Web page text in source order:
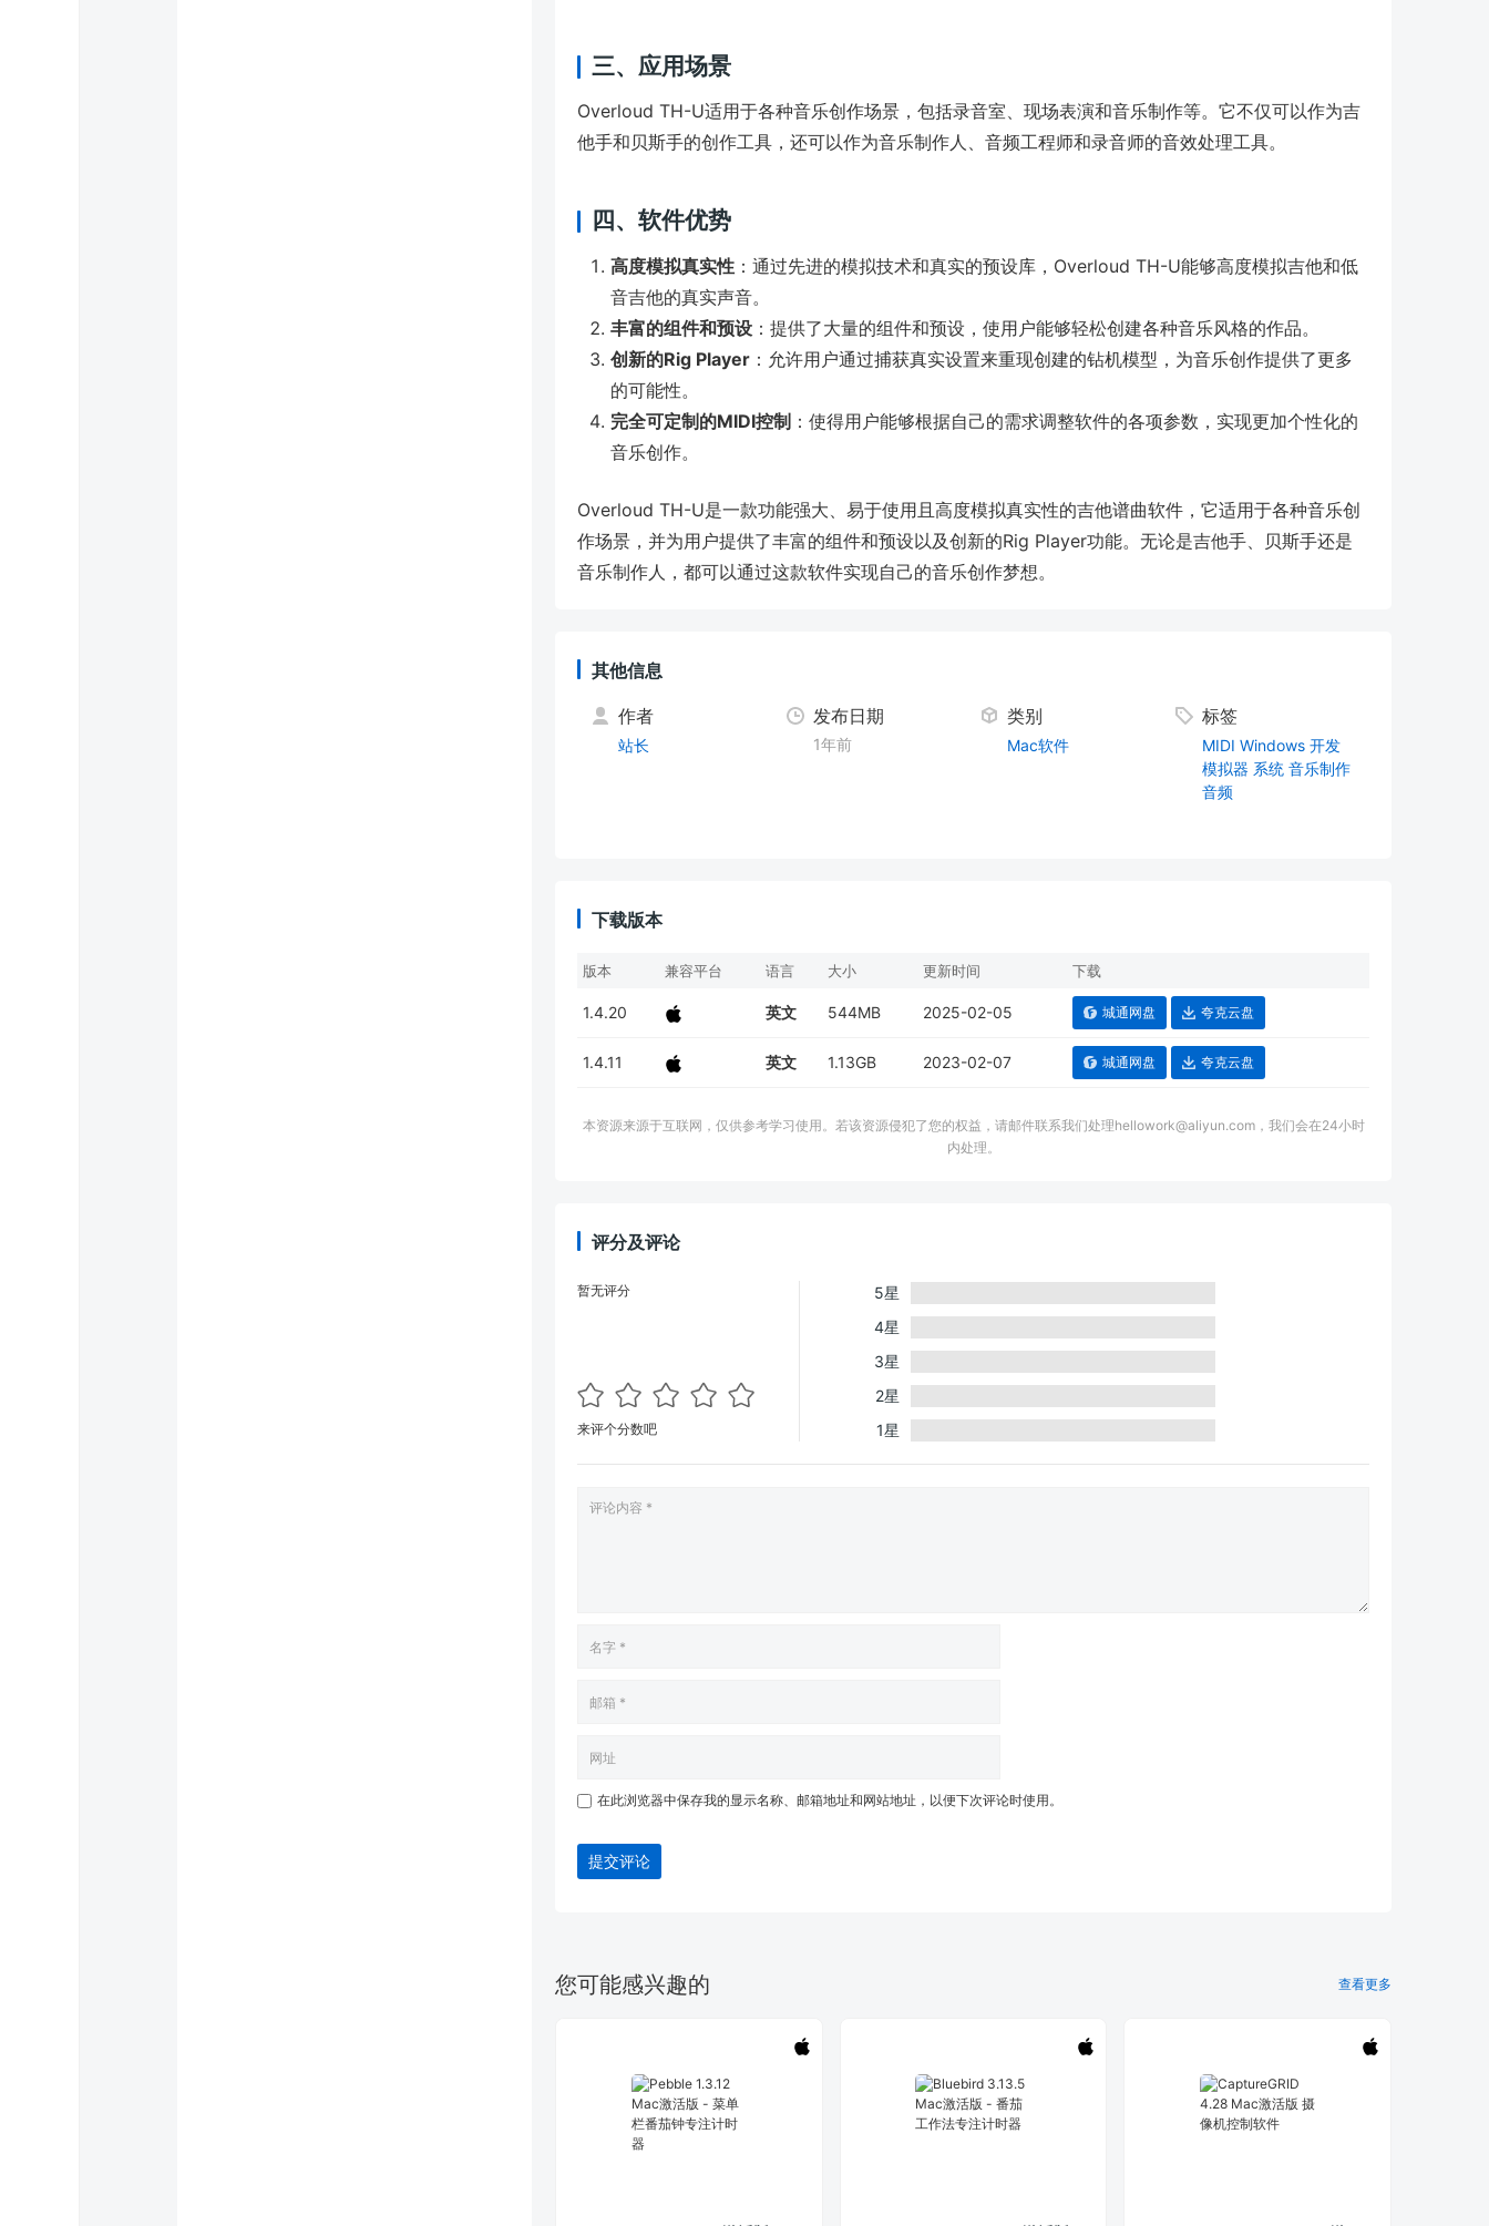
三、应用场景
Overloud TH-U适用于各种音乐创作场景，包括录音室、现场表演和音乐制作等。它不仅可以作为吉
他手和贝斯手的创作工具，还可以作为音乐制作人、音频工程师和录音师的音效处理工具。
四、软件优势
高度模拟真实性 ：通过先进的模拟技术和真实的预设库，Overloud TH-U能够高度模拟吉他和低
音吉他的真实声音。
丰富的组件和预设 ：提供了大量的组件和预设，使用户能够轻松创建各种音乐风格的作品。
创新的Rig Player ：允许用户通过捕获真实设置来重现创建的钻机模型，为音乐创作提供了更多
的可能性。
完全可定制的MIDI控制 ：使得用户能够根据自己的需求调整软件的各项参数，实现更加个性化的
音乐创作。
Overloud TH-U是一款功能强大、易于使用且高度模拟真实性的吉他谱曲软件，它适用于各种音乐创
作场景，并为用户提供了丰富的组件和预设以及创新的Rig Player功能。无论是吉他手、贝斯手还是
音乐制作人，都可以通过这款软件实现自己的音乐创作梦想。
其他信息
作者
站长
发布日期
1年前
类别
Mac软件
标签
MIDI Windows 开发
模拟器 系统 音乐制作
音频
下载版本
版本 兼容平台 语言 大小 更新时间 下载
1.4.20 英文 544MB 2025-02-05 城通网盘 夸克云盘
1.4.11 英文 1.13GB 2023-02-07 城通网盘 夸克云盘
本资源来源于互联网，仅供参考学习使用。若该资源侵犯了您的权益，请邮件联系我们处理hellowork@aliyun.com，我们会在24小时
内处理。
评分及评论
暂无评分
来评个分数吧
5星
4星
3星
2星
1星
在此浏览器中保存我的显示名称、邮箱地址和网站地址，以便下次评论时使用。
提交评论
您可能感兴趣的 查看更多